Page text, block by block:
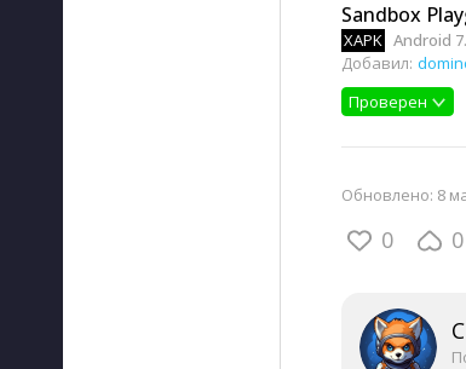
Sandbox
XAPK Android
Добавил:
Проверен
Обновлено: 8
0 0